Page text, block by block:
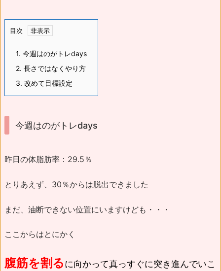
目次
1. 今週はのがトレdays
2. 長さではなくやり方
3. 改めて目標設定
今週はのがトレdays
昨日の体脂肪率：29.5％
とりあえず、30％からは脱出できました
まだ、油断できない位置にいますけども・・・
ここからはとにかく
腹筋を割るに向かって真っすぐに突き進んでいこ